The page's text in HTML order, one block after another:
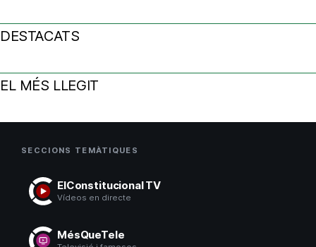
DESTACATS
EL MÉS LLEGIT
SECCIONS TEMÀTIQUES
ElConstitucional TV
Vídeos en directe
MésQueTele